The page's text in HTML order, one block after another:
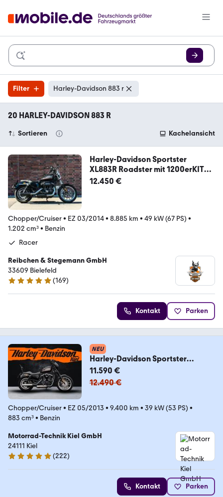
Filter Harley-Davidson 883 r
20 HARLEY-DAVIDSON 883 R
Sortieren Kachelansicht
Harley-Davidson Sportster
XL883R Roadster mit 1200erKIT
und mehr
12.450 €
Chopper/Cruiser• EZ 03/2014• 8.885 km • 49 kW (67 PS) •
1.202 cm³• Benzin
Racer
Reibchen & Stegemann GmbH
33609 Bielefeld
4.9 Sterne
(169)
Kontakt Parken
NEU
Harley-Davidson Sportster
XL883R Roadster - MILLER
ABGASANLAGE -
11.590 €
12.490 €
Chopper/Cruiser• EZ 05/2013 • 9.400 km • 39 kW (53 PS) •
883 cm³• Benzin
Motorrad-Technik Kiel GmbH
24111 Kiel
4.9 Sterne
(222)
Kontakt Parken